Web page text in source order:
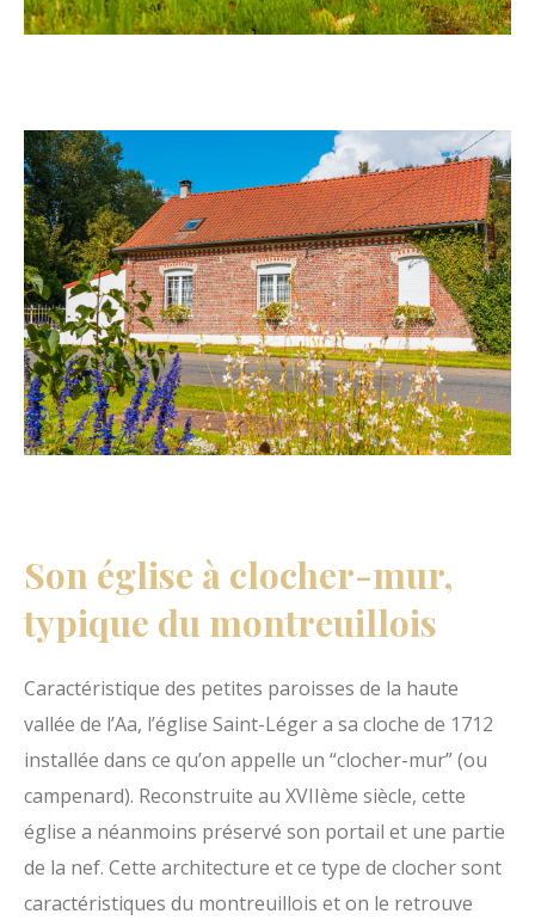
Son église à clocher-mur,
typique du montreuillois
Caractéristique des petites paroisses de la haute
vallée de l’Aa, l’église Saint-Léger a sa cloche de 1712
installée dans ce qu’on appelle un “clocher-mur” (ou
campenard). Reconstruite au XVIIème siècle, cette
église a néanmoins préservé son portail et une partie
de la nef. Cette architecture et ce type de clocher sont
caractéristiques du montreuillois et on le retrouve